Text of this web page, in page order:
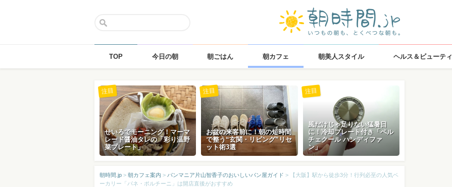
TOP 今日の朝 朝ごはん 朝カフェ 朝美人スタイル ヘルス＆ビューティ
せいろでモーニング！マーマ
レード醤油タレの「彩り温野
菜プレート」
注目
お盆の来客前に！朝の短時間
で整う“玄関・リビング”リセ
ット術3選
注目
風だけじゃ足りない猛暑日
に！冷却プレート付き「ペル
チェクール ハンディファ
ン」
注目
朝時間.jp > 朝カフェ案内 > パンマニア片山智香子のおいしいパン屋ガイド >
【大阪】駅から徒歩3分！行列必至の人気ベ
ーカリー「パネ・ポルチーニ」は開店直後がおすすめ